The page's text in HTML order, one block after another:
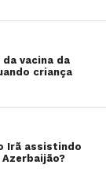
vacina da
criança
Irã assistindo